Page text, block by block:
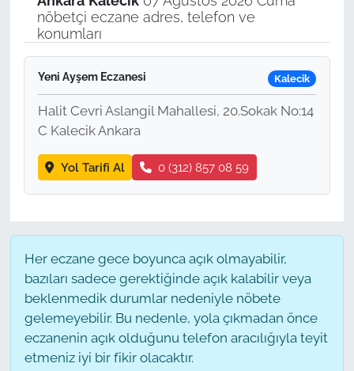
nöbetçi eczane adres, telefon ve
konumları
Yeni Ayşem Eczanesi Kalecik
Halit Cevri Aslangil Mahallesi, 20.Sokak No:14
C Kalecik Ankara
Yol Tarifi Al 0 (312) 857 08 59
Her eczane gece boyunca açık olmayabilir,
bazıları sadece gerektiğinde açık kalabilir veya
beklenmedik durumlar nedeniyle nöbete
gelemeyebilir. Bu nedenle, yola çıkmadan önce
eczanenin açık olduğunu telefon aracılığıyla teyit
etmeniz iyi bir fikir olacaktır.